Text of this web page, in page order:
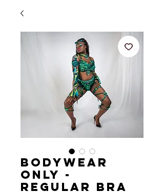
Bodywear
ONLY -
Regular Bra